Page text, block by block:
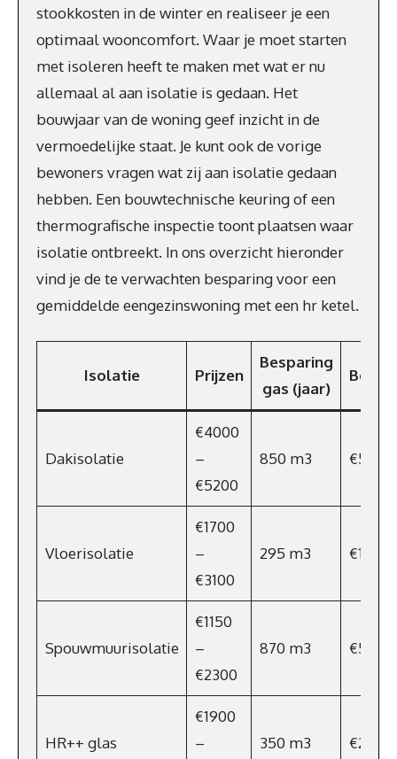
stookkosten in de winter en realiseer je een
optimaal wooncomfort. Waar je moet starten
met isoleren heeft te maken met wat er nu
allemaal al aan isolatie is gedaan. Het
bouwjaar van de woning geef inzicht in de
vermoedelijke staat. Je kunt ook de vorige
bewoners vragen wat zij aan isolatie gedaan
hebben. Een bouwtechnische keuring of een
thermografische inspectie toont plaatsen waar
isolatie ontbreekt. In ons overzicht hieronder
vind je de te verwachten besparing voor een
gemiddelde eengezinswoning met een hr ketel.
Isolatie Prijzen
Besparing
gas (jaar)
Dakisolatie
€4000
–
€5200
850 m3 €570
Vloerisolatie
€1700
–
€3100
295 m3 €198
Spouwmuurisolatie
€1150
–
€2300
870 m3 €583
HR++ glas
€1900
–
350 m3 €234,5